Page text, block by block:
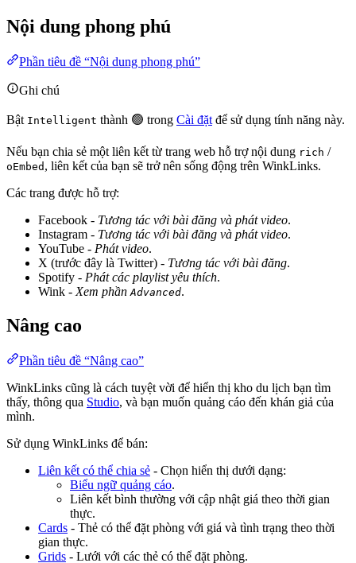
Nội dung phong phú
Phần tiêu đề “Nội dung phong phú”
Ghi chú
Bật Intelligent thành 🟢 trong Cài đặt để sử dụng tính năng này.
Nếu bạn chia sẻ một liên kết từ trang web hỗ trợ nội dung rich /
oEmbed , liên kết của bạn sẽ trở nên sống động trên WinkLinks.
Các trang được hỗ trợ:
Facebook - Tương tác với bài đăng và phát video.
Instagram - Tương tác với bài đăng và phát video.
YouTube - Phát video.
X (trước đây là Twitter) - Tương tác với bài đăng.
Spotify - Phát các playlist yêu thích.
Wink - Xem phần Advanced.
Nâng cao
Phần tiêu đề “Nâng cao”
WinkLinks cũng là cách tuyệt vời để hiển thị kho du lịch bạn tìm
thấy, thông qua Studio, và bạn muốn quảng cáo đến khán giả của
mình.
Sử dụng WinkLinks để bán:
Liên kết có thể chia sẻ - Chọn hiển thị dưới dạng:
Biểu ngữ quảng cáo.
Liên kết bình thường với cập nhật giá theo thời gian
thực.
Cards - Thẻ có thể đặt phòng với giá và tình trạng theo thời
gian thực.
Grids - Lưới với các thẻ có thể đặt phòng.